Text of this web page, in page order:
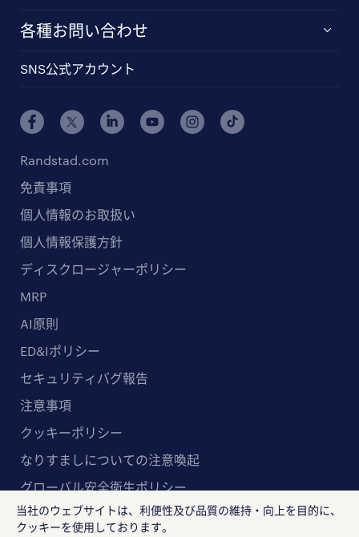
各種お問い合わせ
SNS公式アカウント
Randstad.com
免責事項
個人情報のお取扱い
個人情報保護方針
ディスクロージャーポリシー
MRP
AI原則
ED&Iポリシー
セキュリティバグ報告
注意事項
クッキーポリシー
なりすましについての注意喚起
グローバル安全衛生ポリシー
マルチステークホルダー方針
当社のウェブサイトは、利便性及び品質の維持・向上を目的に、
クッキーを使用しております。